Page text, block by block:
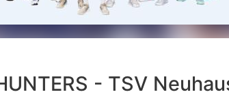
- TSV